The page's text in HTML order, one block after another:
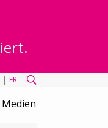
| FR
Medien